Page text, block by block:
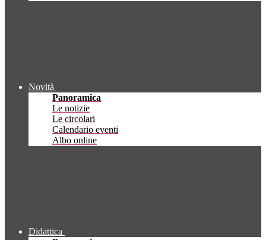
Novità
Panoramica
Le notizie
Le circolari
Calendario eventi
Albo online
Didattica